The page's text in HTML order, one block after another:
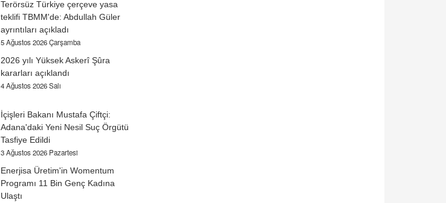
Terörsüz Türkiye çerçeve yasa
teklifi TBMM'de: Abdullah Güler
ayrıntıları açıkladı
5 Ağustos 2026 Çarşamba
2026 yılı Yüksek Askerî Şûra
kararları açıklandı
4 Ağustos 2026 Salı
İçişleri Bakanı Mustafa Çiftçi:
Adana'daki Yeni Nesil Suç Örgütü
Tasfiye Edildi
3 Ağustos 2026 Pazartesi
Enerjisa Üretim'in Womentum
Programı 11 Bin Genç Kadına
Ulaştı